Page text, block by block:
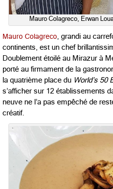
Mauro Colagreco, Erwan
Mauro Colagreco , grandi au
continents, est un chef
Doublement étoilé au Mirazur à
porté au firmament de la
la quatrième place du World’s 50
s’afficher sur 12 établissements
neuve ne l’a pas empêché de
créatif.